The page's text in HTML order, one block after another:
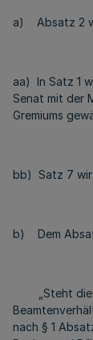
a) Absatz 2
aa) In Satz 1
Senat mit der
Gremiums
bb) Satz 7
b) Dem
„Steht die
nach § 1